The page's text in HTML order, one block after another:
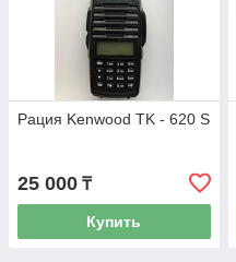
Рация Kenwood TK - 620 S
25 000 ₸
Купить